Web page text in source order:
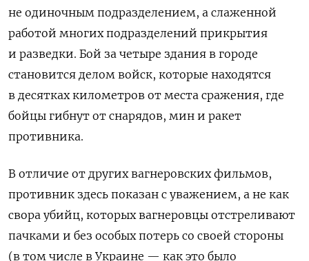
не одиночным подразделением, а слаженной
работой многих подразделений прикрытия
и разведки. Бой за четыре здания в городе
становится делом войск, которые находятся
в десятках километров от места сражения, где
бойцы гибнут от снарядов, мин и ракет
противника.
В отличие от других вагнеровских фильмов,
противник здесь показан с уважением, а не как
свора убийц, которых вагнеровцы отстреливают
пачками и без особых потерь со своей стороны
(в том числе в Украине — как это было